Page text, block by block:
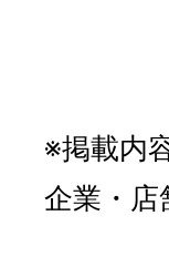
※掲載内
企業・